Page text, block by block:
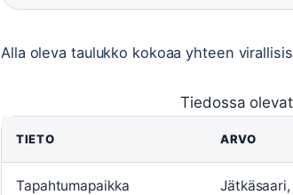
Alla oleva taulukko kokoaa yhteen
Tiedossa
TIETO ARVO
Tapahtumapaikka Jätkäsaari,